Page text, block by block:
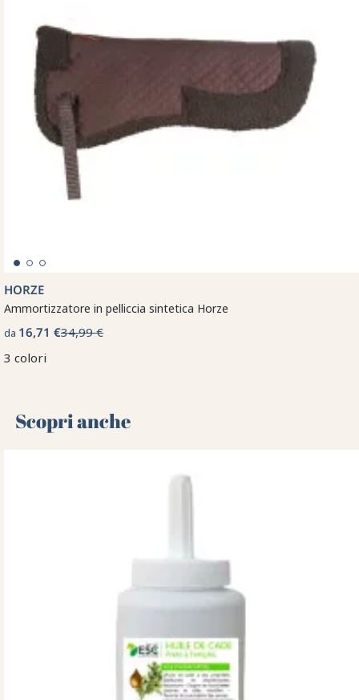
HORZE
Ammortizzatore in pelliccia sintetica Horze
da 16,71 €34,99 €
3 colori
Scopri anche 🌻